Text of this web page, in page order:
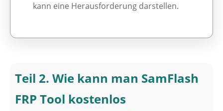
kann eine Herausforderung darstellen.
Teil 2. Wie kann man SamFlash
FRP Tool kostenlos